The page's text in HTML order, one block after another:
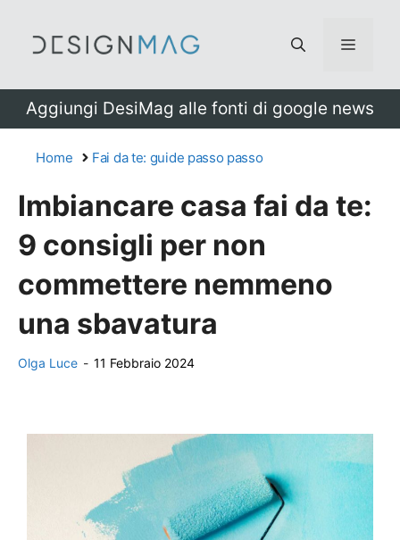
Menu
Aggiungi DesiMag alle fonti di google news
Home Fai da te: guide passo passo
Imbiancare casa fai da te:
9 consigli per non
commettere nemmeno
una sbavatura
Olga Luce - 11 Febbraio 2024